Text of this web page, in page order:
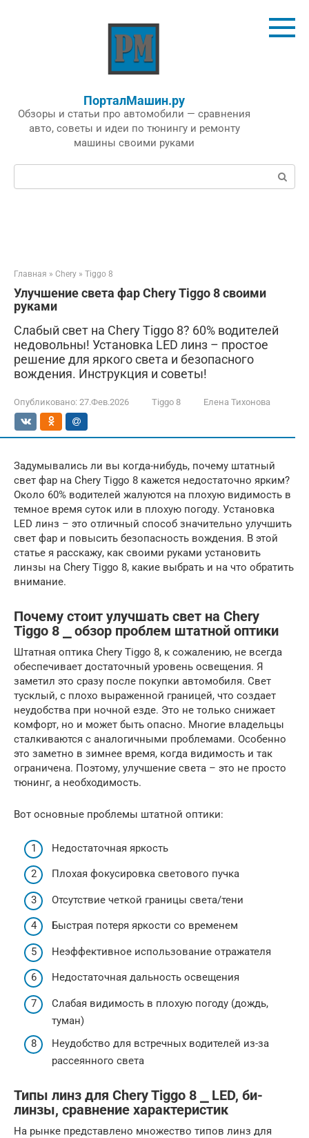
ПорталМашин.ру
Обзоры и статьи про автомобили — сравнения
авто, советы и идеи по тюнингу и ремонту
машины своими руками
Поиск:
Главная » Chery » Tiggo 8
Улучшение света фар Chery Tiggo 8 своими
руками
Слабый свет на Chery Tiggo 8? 60% водителей
недовольны! Установка LED линз – простое
решение для яркого света и безопасного
вождения. Инструкция и советы!
Опубликовано: 27.Фев.2026 Tiggo 8 Елена Тихонова
Задумывались ли вы когда-нибудь, почему штатный
свет фар на Chery Tiggo 8 кажется недостаточно ярким?
Около 60% водителей жалуются на плохую видимость в
темное время суток или в плохую погоду. Установка
LED линз – это отличный способ значительно улучшить
свет фар и повысить безопасность вождения. В этой
статье я расскажу, как своими руками установить
линзы на Chery Tiggo 8, какие выбрать и на что обратить
внимание.
Почему стоит улучшать свет на Chery
Tiggo 8 ⎯ обзор проблем штатной оптики
Штатная оптика Chery Tiggo 8, к сожалению, не всегда
обеспечивает достаточный уровень освещения. Я
заметил это сразу после покупки автомобиля. Свет
тусклый, с плохо выраженной границей, что создает
неудобства при ночной езде. Это не только снижает
комфорт, но и может быть опасно. Многие владельцы
сталкиваются с аналогичными проблемами. Особенно
это заметно в зимнее время, когда видимость и так
ограничена. Поэтому, улучшение света – это не просто
тюнинг, а необходимость.
Вот основные проблемы штатной оптики:
Недостаточная яркость
Плохая фокусировка светового пучка
Отсутствие четкой границы света/тени
Быстрая потеря яркости со временем
Неэффективное использование отражателя
Недостаточная дальность освещения
Слабая видимость в плохую погоду (дождь,
туман)
Неудобство для встречных водителей из-за
рассеянного света
Типы линз для Chery Tiggo 8 ⎯ LED, би-
линзы, сравнение характеристик
На рынке представлено множество типов линз для